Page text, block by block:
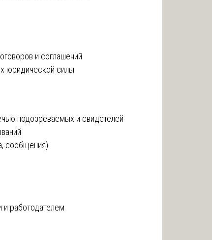
и соглашений
юридической силы
подозреваемых и свидетелей
сообщения)
работодателем